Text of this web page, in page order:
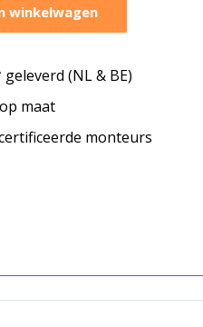
winkelwagen
(NL & BE)
maat
monteurs